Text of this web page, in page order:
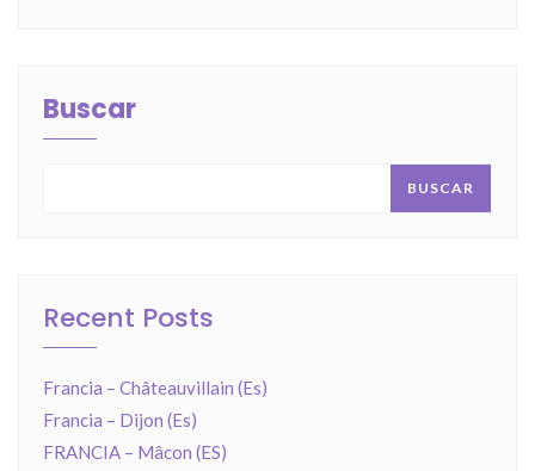
Buscar
BUSCAR
Recent Posts
Francia – Châteauvillain (Es)
Francia – Dijon (Es)
FRANCIA – Mâcon (ES)